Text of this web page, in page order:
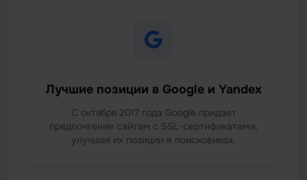
Лучшие позиции в Google и Yandex
С октября 2017 года Google придает
предпочтение сайтам с SSL-сертификатами,
улучшая их позиции в поисковиках.